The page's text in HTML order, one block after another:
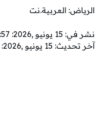
الرياض: العربية.نت
نشر في: 15 يونيو ,2026: 07:57 م GST
آخر تحديث: 15 يونيو ,2026: 10:25 م GST